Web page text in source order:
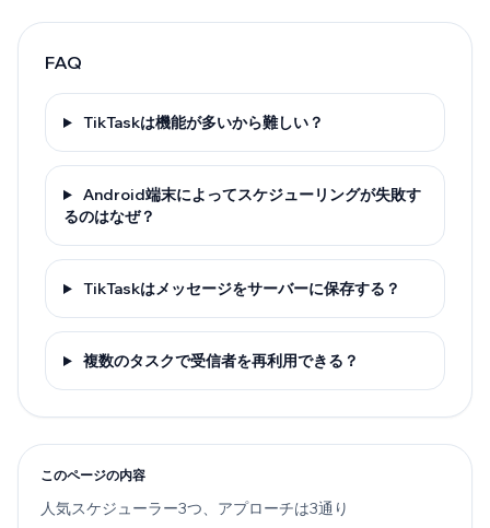
FAQ
TikTaskは機能が多いから難しい？
Android端末によってスケジューリングが失敗す
るのはなぜ？
TikTaskはメッセージをサーバーに保存する？
複数のタスクで受信者を再利用できる？
このページの内容
人気スケジューラー3つ、アプローチは3通り